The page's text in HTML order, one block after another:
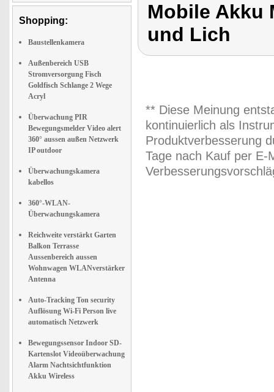
Shopping:
Baustellenkamera
Außenbereich USB
Stromversorgung Fisch
Goldfisch Schlange 2 Wege
Acryl
Überwachung PIR
Bewegungsmelder Video alert
360° aussen außen Netzwerk
IP outdoor
Überwachungskamera
kabellos
360°-WLAN-
Überwachungskamera
Reichweite verstärkt Garten
Balkon Terrasse
Aussenbereich aussen
Wohnwagen WLANverstärker
Antenna
Auto-Tracking Ton security
Auflösung Wi-Fi Person live
automatisch Netzwerk
Bewegungssensor Indoor SD-
Kartenslot Videoüberwachung
Alarm Nachtsichtfunktion
Akku Wireless
Mobile Akku
und Lich
** Diese Meinung
kontinuierlich als
Produktverbesserung
Tage nach Kauf per E-